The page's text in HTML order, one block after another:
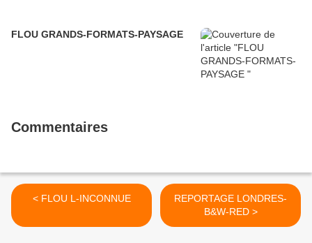
FLOU GRANDS-FORMATS-PAYSAGE
Commentaires
< FLOU L-INCONNUE
REPORTAGE LONDRES-
B&W-RED >